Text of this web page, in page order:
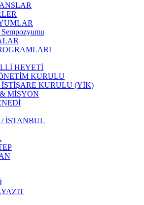
HEYETİ
KURULU
KURULU (YİK)
MİSYON
İSTANBUL